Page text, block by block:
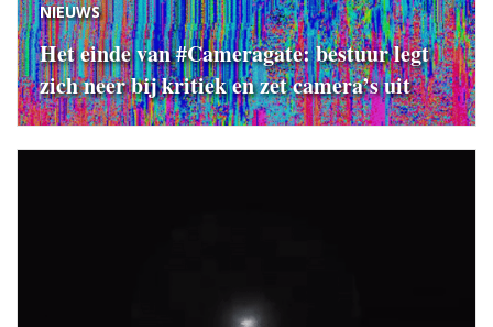
NIEUWS
Het einde van #Cameragate: bestuur legt
zich neer bij kritiek en zet camera’s uit